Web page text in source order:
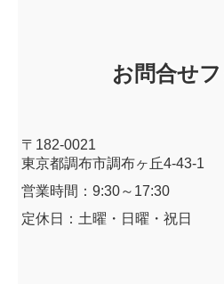
お問合せ
〒182-0021
東京都調布市調布ヶ丘4-43-1
営業時間：9:30～17:30
定休日：土曜・日曜・祝日